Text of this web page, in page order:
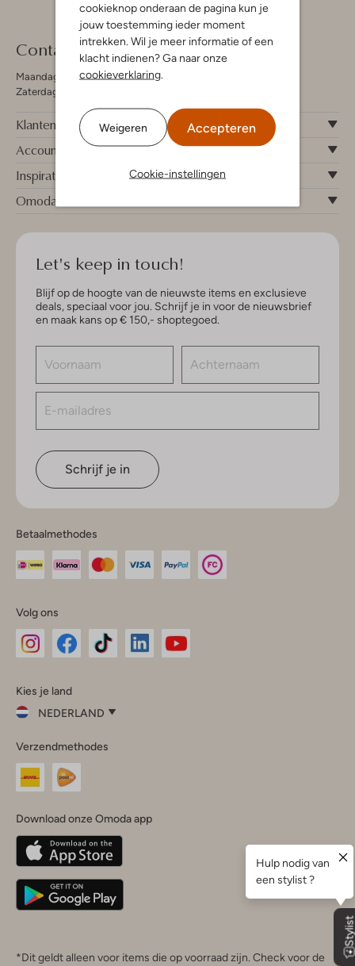
cookieknop onderaan de pagina kun je
jouw toestemming ieder moment
intrekken. Wil je meer informatie of een
klacht indienen? Ga naar onze
cookieverklaring.
Weigeren Accepteren
Cookie-instellingen
Contact
Maandag - Vrijdag 09:00 - 19:00 uur
Zaterdag 09:00 - 17:00 uur
Klantenservice
Account
Inspiratie
Omoda
Let's keep in touch!
Blijf op de hoogte van de nieuwste items en exclusieve
deals, speciaal voor jou. Schrijf je in voor de nieuwsbrief
en maak kans op € 150,- shoptegoed.
Schrijf je in
Betaalmethodes
Volg ons
InstagramFacebook
Kies je land
NEDERLAND
je
land
Nederland
Belgique(Français)
Deutschland
Verzendmethodes
Download onze Omoda app
*Dit geldt alleen voor items die op voorraad zijn. Check voor de